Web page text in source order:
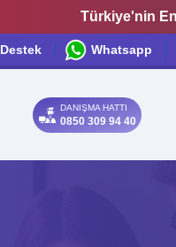
Türkiye'nin
Destek Whatsapp
DANIŞMA HATTI
0850 309 94 40